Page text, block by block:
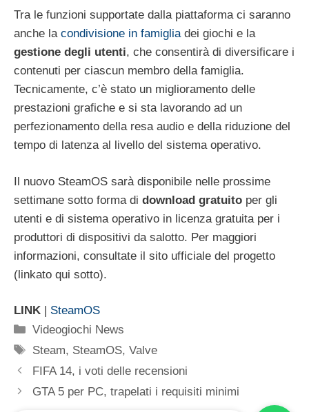
Tra le funzioni supportate dalla piattaforma ci saranno
anche la condivisione in famigliadei giochi e la
gestione degli utenti, che consentirà di diversificare i
contenuti per ciascun membro della famiglia.
Tecnicamente, c’è stato un miglioramento delle
prestazioni grafiche e si sta lavorando ad un
perfezionamento della resa audio e della riduzione del
tempo di latenza al livello del sistema operativo.
Il nuovo SteamOS sarà disponibile nelle prossime
settimane sotto forma di download gratuito per gli
utenti e di sistema operativo in licenza gratuita per i
produttori di dispositivi da salotto. Per maggiori
informazioni, consultate il sito ufficiale del progetto
(linkato qui sotto).
LINK | SteamOS
Categorie
Videogiochi News
Tag
Steam, SteamOS,Valve
FIFA 14, i voti delle recensioni
GTA 5 per PC, trapelati i requisiti minimi